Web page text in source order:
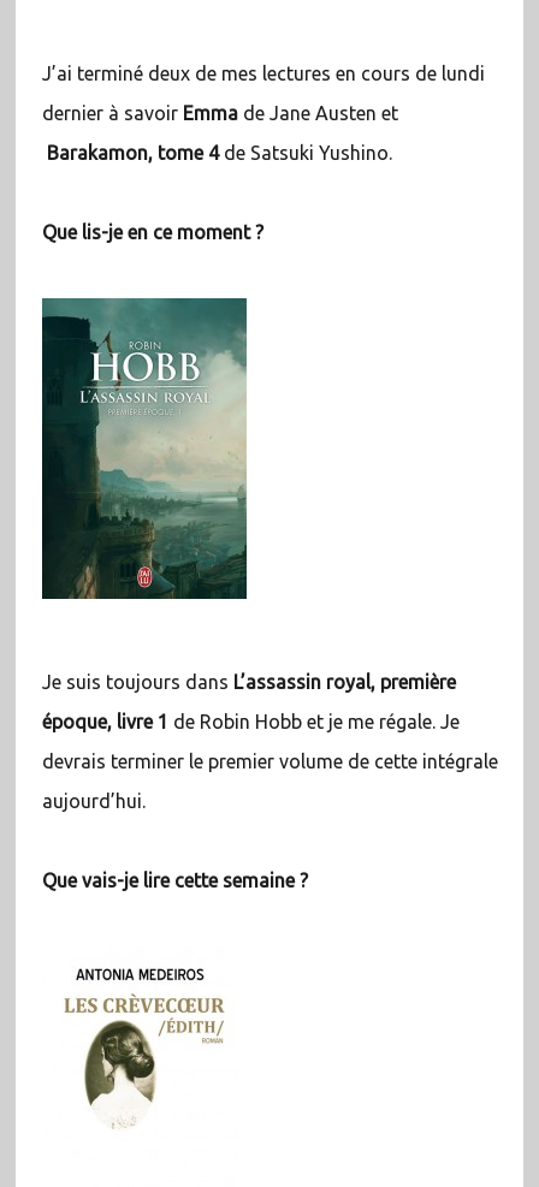
J’ai terminé deux de mes lectures en cours de lundi
dernier à savoir Emma de Jane Austen et
Barakamon, tome 4 de Satsuki Yushino.
Que lis-je en ce moment ?
Je suis toujours dans L’assassin royal, première
époque, livre 1 de Robin Hobb et je me régale. Je
devrais terminer le premier volume de cette intégrale
aujourd’hui.
Que vais-je lire cette semaine ?